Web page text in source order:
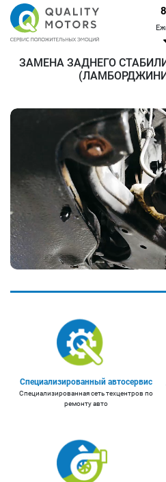
ЗАМЕНА ЗАДНЕГО
Специализированный автосервис
Специализированная сеть техцентров по
ремонту авто